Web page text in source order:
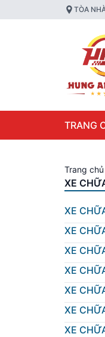
TÒA
TRANG
Trang chủ
XE
XE
XE
XE
XE
XE
XE
XE